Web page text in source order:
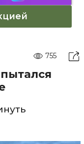
755